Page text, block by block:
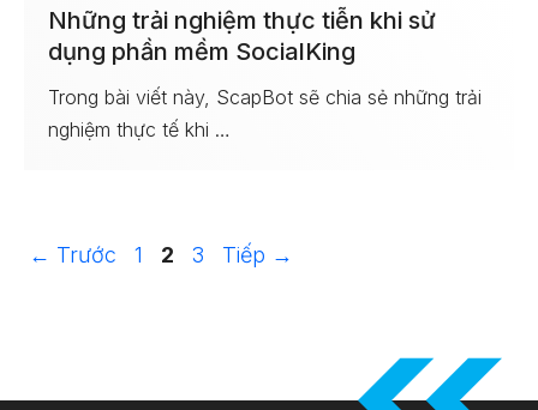
Những trải nghiệm thực tiễn khi sử
dụng phần mềm SocialKing
Trong bài viết này, ScapBot sẽ chia sẻ những trải
nghiệm thực tế khi …
← Trước Trang
1 Trang
2 Trang
3 Tiếp →